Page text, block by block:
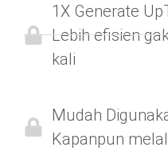
1X Generate
Lebih efisien
kali
Mudah
Kapanpun